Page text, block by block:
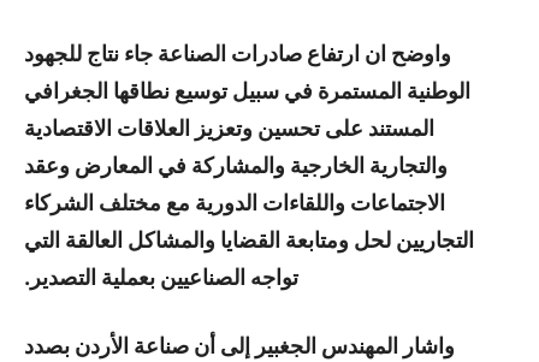
واوضح ان ارتفاع صادرات الصناعة جاء نتاج للجهود
الوطنية المستمرة في سبيل توسيع نطاقها الجغرافي
المستند على تحسين وتعزيز العلاقات الاقتصادية
والتجارية الخارجية والمشاركة في المعارض وعقد
الاجتماعات واللقاءات الدورية مع مختلف الشركاء
التجاريين لحل ومتابعة القضايا والمشاكل العالقة التي
تواجه الصناعيين بعملية التصدير.
واشار المهندس الجغبير إلى أن صناعة الأردن بصدد